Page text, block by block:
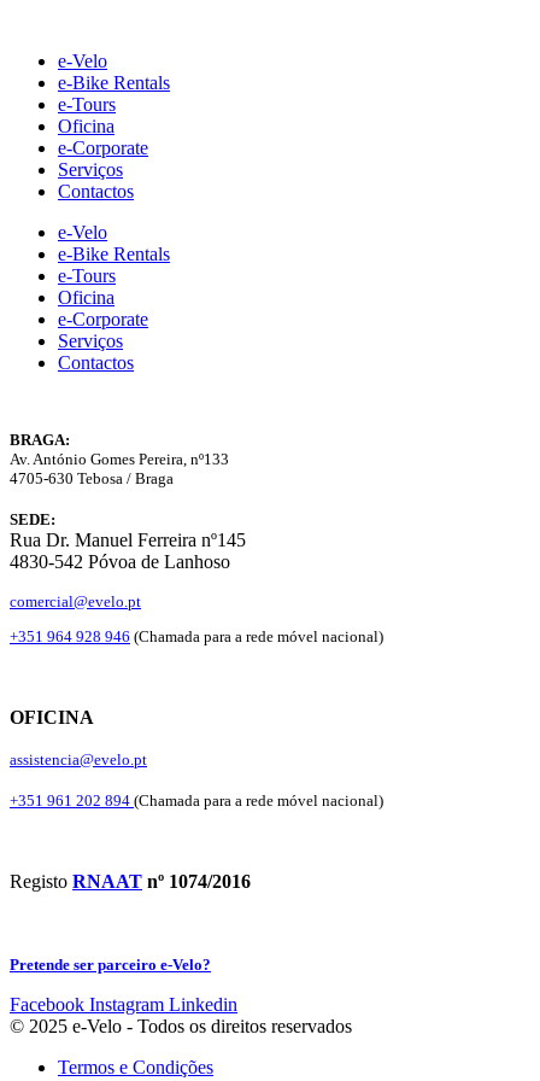
contente-Velo
e-Bike Rentals
e-Tours
Oficina
e-Corporate
Serviços
Contactos
e-Velo
e-Bike Rentals
e-Tours
Oficina
e-Corporate
Serviços
Contactos
BRAGA:
Av. António Gomes Pereira, nº133
4705-630 Tebosa / Braga
SEDE:
Rua Dr. Manuel Ferreira nº145
4830-542 Póvoa de Lanhoso
comercial@evelo.pt
+351 964 928 946 (Chamada para a rede móvel nacional)
OFICINA
assistencia@evelo.pt
+351 961 202 894 (Chamada para a rede móvel nacional)
Registo RNAAT nº 1074/2016
Pretende ser parceiro e-Velo?
Facebook Instagram Linkedin
© 2025 e-Velo - Todos os direitos reservados
Termos e Condições